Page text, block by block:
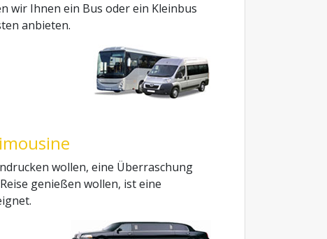
wir Ihnen ein Bus oder ein Kleinbus
anbieten.
wollen, eine Überraschung
genießen wollen, ist eine